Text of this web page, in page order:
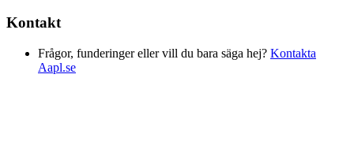
Kontakt
Frågor, funderinger eller vill du bara säga hej? Kontakta
Aapl.se